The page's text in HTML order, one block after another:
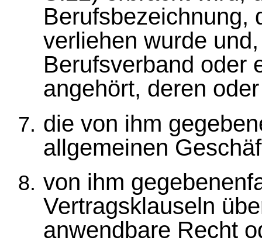
Berufsbezeichnung,
verliehen wurde
Berufsverband oder
angehört, deren
die von ihm
allgemeinen
von ihm
Vertragsklauseln
anwendbare Recht